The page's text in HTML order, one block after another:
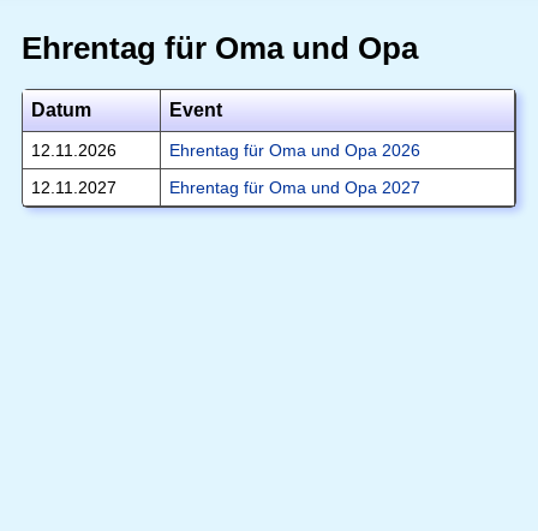
Ehrentag für Oma und Opa
Datum Event
12.11.2026
Ehrentag für Oma und Opa 2026
12.11.2027
Ehrentag für Oma und Opa 2027